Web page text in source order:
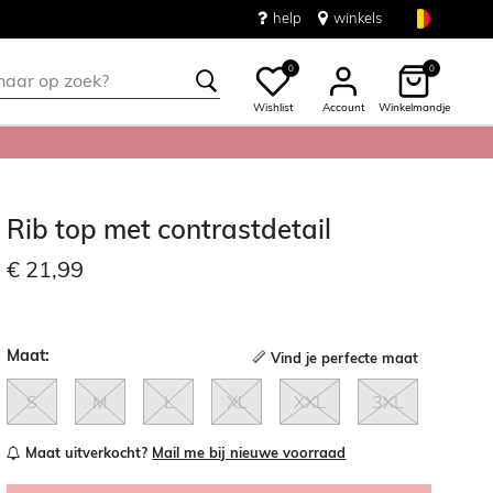
help winkels
0
Wishlist Account
0
Winkelmandje
Rib top met contrastdetail
€ 21,99
Maat: Vind je perfecte maat
S M L XL XXL 3XL
Maat uitverkocht? Mail me bij nieuwe voorraad